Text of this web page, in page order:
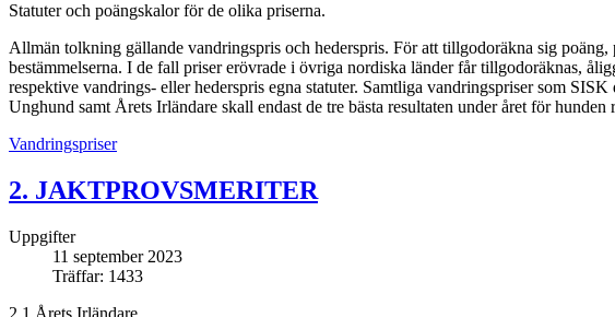
Statuter och poängskalor för de olika priserna.
Allmän tolkning gällande vandringspris och hederspris. För att tillgodoräkna sig
bestämmelserna. I de fall priser erövrade i övriga nordiska länder får tillgodoräknas,
respektive vandrings- eller hederspris egna statuter. Samtliga vandringspriser som
Unghund samt Årets Irländare skall endast de tre bästa resultaten under året för
Vandringspriser
2. JAKTPROVSMERITER
Uppgifter
11 september 2023
Träffar: 1433
2.1 Årets Irländare